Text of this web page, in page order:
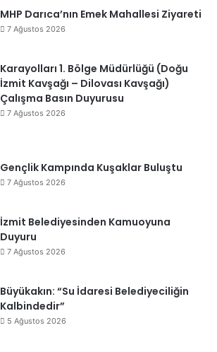
MHP Darıca’nın Emek Mahallesi Ziyareti
7 Ağustos 2026
Karayolları 1. Bölge Müdürlüğü (Doğu
İzmit Kavşağı – Dilovası Kavşağı)
Çalışma Basın Duyurusu
7 Ağustos 2026
Gençlik Kampında Kuşaklar Buluştu
7 Ağustos 2026
İzmit Belediyesinden Kamuoyuna
Duyuru
7 Ağustos 2026
Büyükakın: “Su İdaresi Belediyeciliğin
Kalbindedir”
5 Ağustos 2026